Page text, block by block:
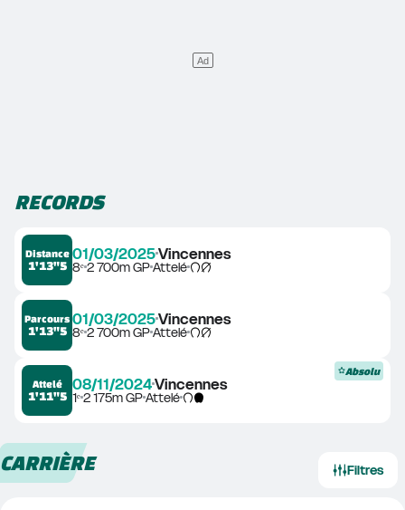
RECORDS
Distance
1'13"5
01/03/2025Vincennes
8ᵉ2 700m GPAttelé
Parcours
1'13"5
01/03/2025Vincennes
8ᵉ2 700m GPAttelé
Attelé
1'11"5
08/11/2024Vincennes
1ᵉ2 175m GPAttelé
Absolu
CARRIÈRE Filtres